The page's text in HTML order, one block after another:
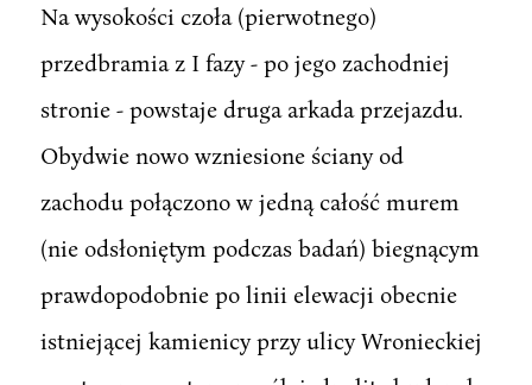
Na wysokości czoła (pierwotnego)
przedbramia z I fazy - po jego zachodniej
stronie - powstaje druga arkada przejazdu.
Obydwie nowo wzniesione ściany od
zachodu połączono w jedną całość murem
(nie odsłoniętym podczas badań) biegnącym
prawdopodobnie po linii elewacji obecnie
istniejącej kamienicy przy ulicy Wronieckiej